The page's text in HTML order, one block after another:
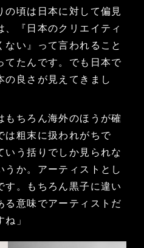
の頃は日本に対して偏見
、『日本のクリエイティ
ない』って言われること
てたんです。でも日本で
の良さが見えてきまし
もちろん海外のほうが確
は粗末に扱われがちで
いう括りでしか見られな
うか。アーティストとし
す。もちろん黒子に違い
る意味でアーティストだ
」